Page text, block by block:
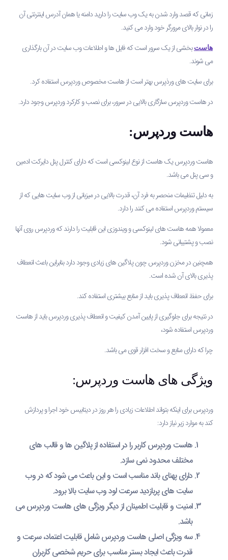
زمانی که قصد وارد شدن به یک وب سایت را دارید دامنه یا همان آدرس اینترنتی آن
را در نوار بالای مرورگر خود وارد می کنید.
هاست بخشی از یک سرور است که فایل ها و اطلاعات وب سایت در آن بارگذاری
می شوند.
برای سایت های ورذپرس بهتر است از هاست مخصوص وردپرس استفاده کرد.
در هاست وردپرس سازگاری بالایی در سرور، برای نصب و کارکرد وردپرس وجود دارد.
هاست وردپرس:
هاست وردپرس یک هاست از نوع لینوکسی است که دارای کنترل پنل دایرکت ادمین
و سی پنل می باشد.
به دلیل تنظیمات منحصر به فرد آن، قدرت بالایی در میزبانی از وب سایت هایی که از
سیستم وردپرس استفاده می کنند را دارد.
معمولا همه هاست های لینوکسی و ویندوزی این قابلیت را دارند که وردپرس روی آنها
نصب و پشتیبانی شود.
همچنین در مخزن وردپرس چون پلاگین های زیادی وجود دارد بنابراین باعث انعطاف
پذیری بالای آن شده است.
برای حفظ انعطاف پذیری باید از منابع بیشتری استفاده کند.
در نتیجه برای جلوگیری از پایین آمدن کیفیت و انعطاف پذیری وردپرس باید از هاست
وردپرس استفاده شود،
چرا که دارای منابع و سخت افزار قوی می باشد.
ویژگی های هاست وردپرس:
وردپرس برای اینکه بتواند اطلاعات زیادی را هر روز در دیتابیس خود اجرا و پردازش
کند به موارد زیر نیاز دارد:
هاست وردپرس کاربر را در استفاده از پلاگین ها و قالب های
مختلف محدود نمی سازد.
دارای پهنای باند مناسب است و این باعث می شود که در وب
سایت های پربازدید سرعت لود وب سایت بالا برود.
امنیت و قابلیت اطمینان از دیگر ویژگی های هاست وردپرس می
باشد.
سه ویژگی اصلی هاست وردپرس شامل قابلیت اعتماد، سرعت و
قدرت باعث ایجاد بستر مناسب برای حریم شخصی کاربران